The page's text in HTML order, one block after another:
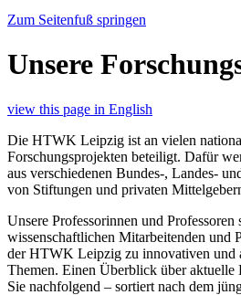
Zum Seitenfuß springen
Unsere
view this page in English
Die HTWK Leipzig ist an vielen
Forschungsprojekten beteiligt. Dafür
aus verschiedenen Bundes-, Landes-
von Stiftungen und privaten
Unsere Professorinnen und Professoren
wissenschaftlichen Mitarbeitenden und
der HTWK Leipzig zu innovativen und
Themen. Einen Überblick über aktuelle
Sie nachfolgend – sortiert nach dem